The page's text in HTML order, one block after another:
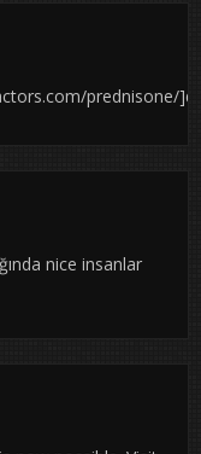
prednisone/
nice insanlar